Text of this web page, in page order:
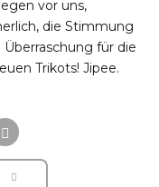
vor uns,
die Stimmung
für die
Trikots! Jipee.